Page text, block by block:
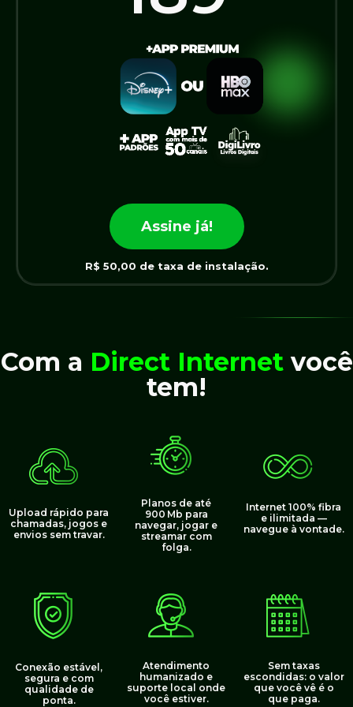
Assine já!
R$ 50,00 de taxa de instalação.
*TAXA DE INSTALAÇÃO 100,00. Fidelidade de 12 meses.
800 MEGA
599
quedas.
Assine já!
Com a Direct Internet você
tem!
Upload rápido para
chamadas, jogos e
envios sem travar.
Planos de até
900 Mb para
navegar, jogar e
streamar com
folga.
Internet 100% fibra
e ilimitada —
navegue à vontade.
Conexão estável,
segura e com
qualidade de
ponta.
Atendimento
humanizado e
suporte local onde
você estiver.
Sem taxas
escondidas: o valor
que você vê é o
que paga.